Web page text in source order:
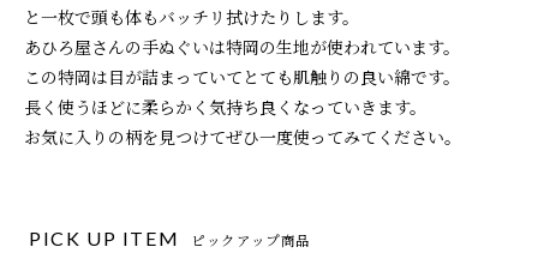
と一枚で頭も体もバッチリ拭けたりします。
あひろ屋さんの手ぬぐいは特岡の生地が使われています。
この特岡は目が詰まっていてとても肌触りの良い綿です。
長く使うほどに柔らかく気持ち良くなっていきます。
お気に入りの柄を見つけてぜひ一度使ってみてください。
PICK UP ITEM ピックアップ商品